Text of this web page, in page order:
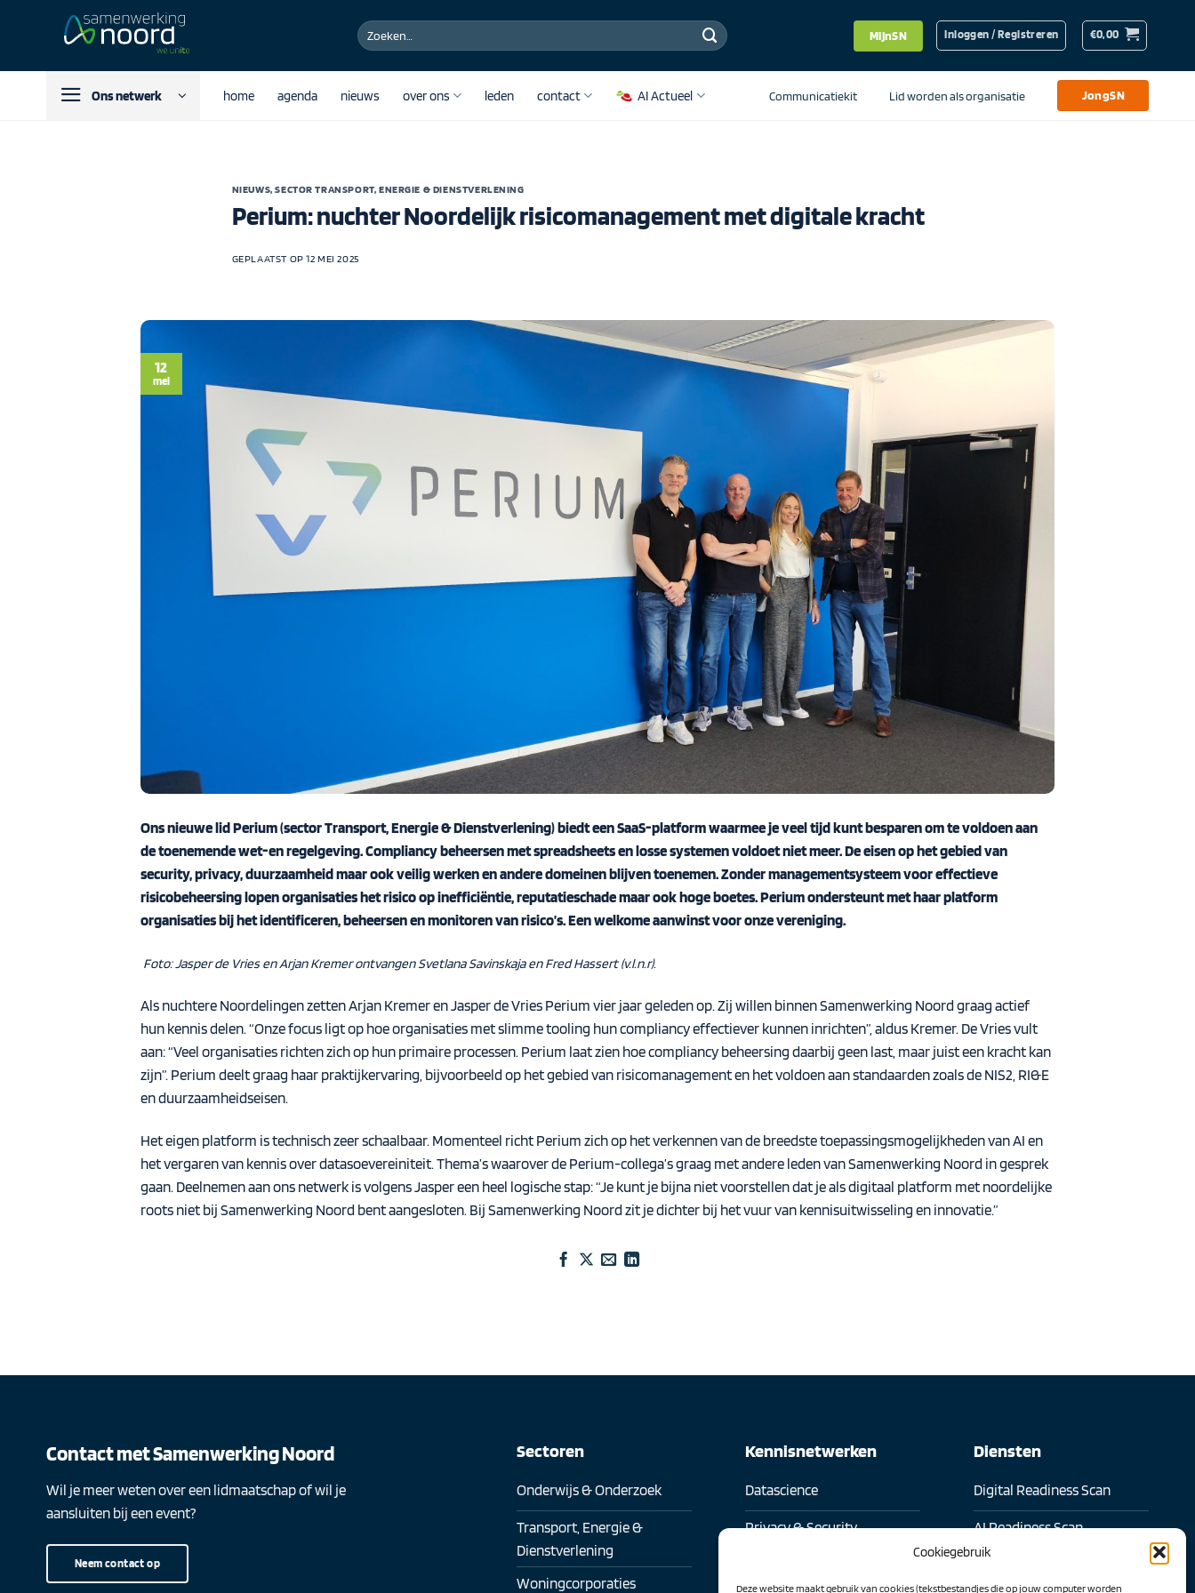
Cookiegebruik
Deze website maakt gebruik van cookies (tekstbestandjes die op jouw computer worden
Zoeken
naar:
MijnSN Inloggen / Registreren €0,00
Ons netwerk home agenda nieuws over ons leden contact AI Actueel Communicatiekit Lid worden als organisatie JongSN
NIEUWS,SECTOR TRANSPORT, ENERGIE & DIENSTVERLENING
Perium: nuchter Noordelijk risicomanagement met digitale kracht
GEPLAATST OP12 MEI 2025
12
mei
Ons nieuwe lidPerium(sector Transport, Energie & Dienstverlening) biedt een SaaS-platform waarmee je veel tijd kunt besparen om te voldoen aan
de toenemende wet-en regelgeving. Compliancy beheersen met spreadsheets en losse systemen voldoet niet meer. De eisen op het gebied van
security, privacy, duurzaamheid maar ook veilig werken en andere domeinen blijven toenemen. Zonder managementsysteem voor effectieve
risicobeheersing lopen organisaties het risico op inefficiëntie, reputatieschade maar ook hoge boetes. Perium ondersteunt met haar platform
organisaties bij het identificeren, beheersen en monitoren van risico’s. Een welkome aanwinst voor onze vereniging.
Foto: Jasper de Vries en Arjan Kremer ontvangen Svetlana Savinskaja en Fred Hassert (v.l.n.r).
Als nuchtere Noordelingen zetten Arjan Kremer en Jasper de Vries Perium vier jaar geleden op. Zij willen binnen Samenwerking Noord graag actief
hun kennis delen. “Onze focus ligt op hoe organisaties met slimme tooling hun compliancy effectiever kunnen inrichten”, aldus Kremer. De Vries vult
aan: “Veel organisaties richten zich op hun primaire processen. Perium laat zien hoe compliancy beheersing daarbij geen last, maar juist een kracht kan
zijn”. Perium deelt graag haar praktijkervaring, bijvoorbeeld op het gebied van risicomanagement en het voldoen aan standaarden zoals de NIS2, RI&E
en duurzaamheidseisen.
Het eigen platform is technisch zeer schaalbaar. Momenteel richt Perium zich op het verkennen van de breedste toepassingsmogelijkheden van AI en
het vergaren van kennis over datasoevereiniteit. Thema’s waarover de Perium-collega’s graag met andere leden van Samenwerking Noord in gesprek
gaan. Deelnemen aan ons netwerk is volgens Jasper een heel logische stap: “Je kunt je bijna niet voorstellen dat je als digitaal platform met noordelijke
roots niet bij Samenwerking Noord bent aangesloten. Bij Samenwerking Noord zit je dichter bij het vuur van kennisuitwisseling en innovatie.”
Contact met Samenwerking Noord
Wil je meer weten over een lidmaatschap of wil je
aansluiten bij een event?
Neem contact op
Sectoren
Onderwijs & Onderzoek
Transport, Energie &
Dienstverlening
Woningcorporaties
Kennisnetwerken
Datascience
Privacy & Security
Diensten
Digital Readiness Scan
AI Readiness Scan